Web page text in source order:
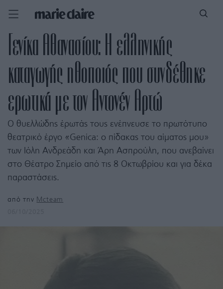
Γενίκα Αθανασίου: Η ελληνικής
καταγωγής ηθοποιός που συνδέθηκε
ερωτικά με τον Αντονέν Αρτώ
Ο θυελλώδης έρωτάς τους ενέπνευσε το πρωτότυπο
θεατρικό έργο «Genica: ο πίδακας του αίματος μου»
των Ιόλη Ανδρεάδη και Άρη Ασπρούλη, που ανεβαίνει
στο Θέατρο Σημείο από τις 8 Οκτωβρίου και για δέκα
παραστάσεις.
από την Mcteam